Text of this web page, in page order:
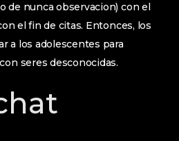
de nunca observacion) con el
el fin de citas. Entonces, los
a los adolescentes para
seres desconocidas.